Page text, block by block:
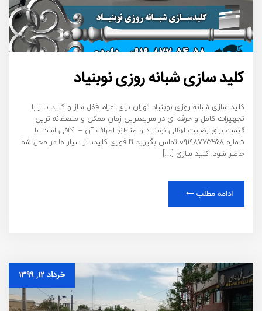
کلید سازی شبانه روزی نوبنیاد
کلید سازی شبانه روزی نوبنیاد تهران برای اعزام قفل ساز و کلید ساز با
تجهیزات کامل و حرفه ای در سریعترین زمان ممکن و منصفانه ترین
قیمت برای رضایت اهالی نوبنیاد و مناطق اطراف آن – کافی است با
شماره ۰۹۱۹۸۷۷۵۴۵۸ تماس بگیرید تا فوری کلیدساز سیار ما در محل شما
حاضر شود. کلید سازی […]
ادامه مطلب
خرداد ۱۲, ۱۳۹۹